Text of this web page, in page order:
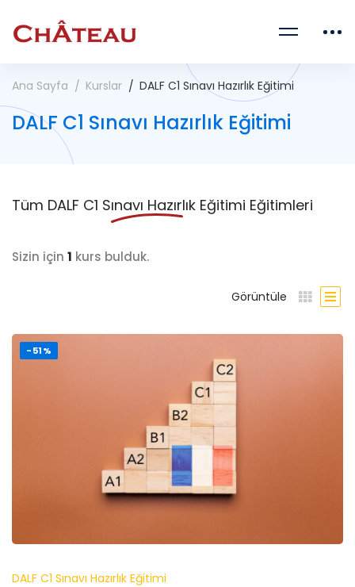
Ana Sayfa Kurslar DALF C1 Sınavı Hazırlık Eğitimi
DALF C1 Sınavı Hazırlık Eğitimi
Tüm DALF C1 Sınavı Hazırlık Eğitimi Eğitimleri
Sizin için 1 kurs bulduk.
Görüntüle
-51%
DALF C1 Sınavı Hazırlık Eğitimi